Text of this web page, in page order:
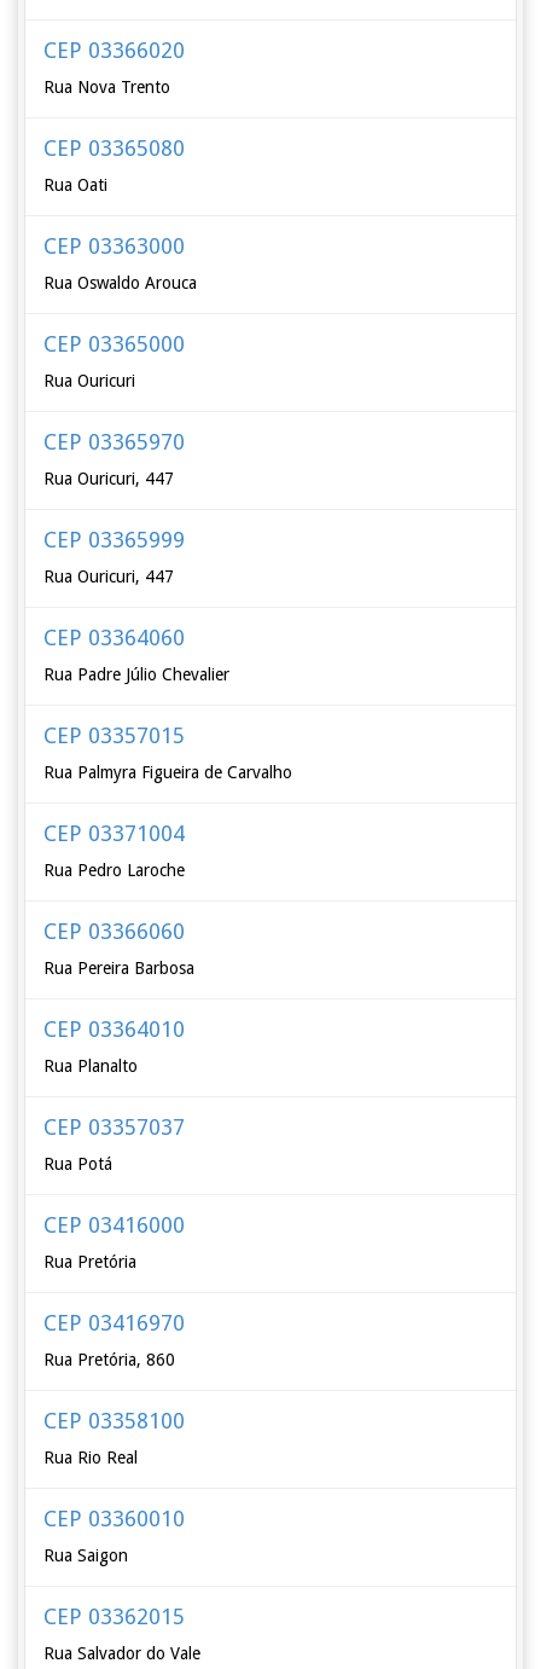
CEP 03366020
Rua Nova Trento
CEP 03365080
Rua Oati
CEP 03363000
Rua Oswaldo Arouca
CEP 03365000
Rua Ouricuri
CEP 03365970
Rua Ouricuri, 447
CEP 03365999
Rua Ouricuri, 447
CEP 03364060
Rua Padre Júlio Chevalier
CEP 03357015
Rua Palmyra Figueira de Carvalho
CEP 03371004
Rua Pedro Laroche
CEP 03366060
Rua Pereira Barbosa
CEP 03364010
Rua Planalto
CEP 03357037
Rua Potá
CEP 03416000
Rua Pretória
CEP 03416970
Rua Pretória, 860
CEP 03358100
Rua Rio Real
CEP 03360010
Rua Saigon
CEP 03362015
Rua Salvador do Vale